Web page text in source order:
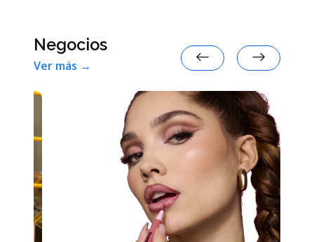
Negocios
Ver más →